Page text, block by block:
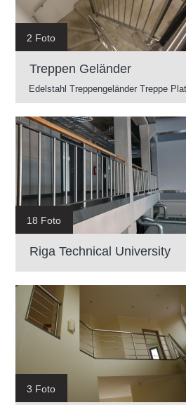
2 Foto
Treppen Geländer
Edelstahl Treppengeländer Treppe
18 Foto
Riga Technical University
3 Foto